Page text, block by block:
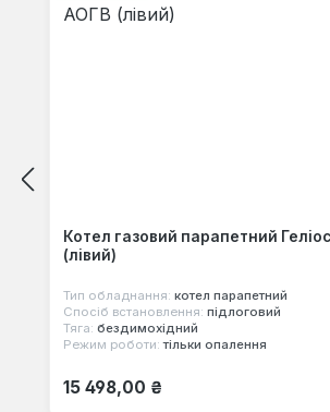
Котел газовий парапетний
(лівий)
Тип обладнання: котел парапетний
Спосіб встановлення: підлоговий
Тяга: бездимохідний
Режим роботи: тільки опалення
Звичайна ціна:
15 498,00 ₴